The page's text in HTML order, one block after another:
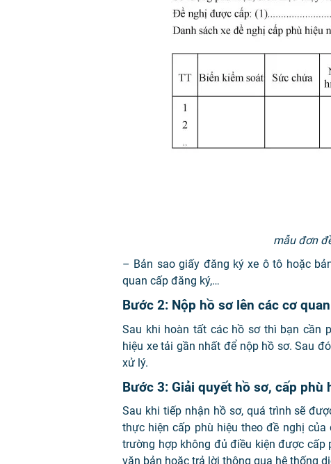
mẫu đơn
– Bản sao giấy đăng ký xe ô tô hoặc
quan cấp đăng ký,…
Bước 2: Nộp hồ sơ lên các cơ
Sau khi hoàn tất các hồ sơ thì bạn cần
hiệu xe tải gần nhất để nộp hồ sơ. Sau
xử lý.
Bước 3: Giải quyết hồ sơ, cấp phù
Sau khi tiếp nhận hồ sơ, quá trình sẽ
thực hiện cấp phù hiệu theo đề nghị
trường hợp không đủ điều kiện được cấp
văn bản hoặc trả lời thông qua hệ thống